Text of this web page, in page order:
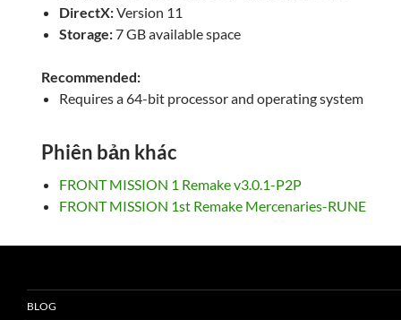
DirectX:Version 11
Storage:7 GB available space
Recommended:
Requires a 64-bit processor and operating system
Phiên bản khác
FRONT MISSION 1 Remake v3.0.1-P2P
FRONT MISSION 1st Remake Mercenaries-RUNE
BLOG